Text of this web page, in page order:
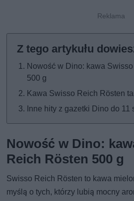
Nowość w Dino: kawa
500 g
Kawa Swisso Reich Rösten
Inne hity z gazetki Dino do 11
Nowość w Dino:
Reich Rösten 500 g
Swisso Reich Rösten to kawa
myślą o tych, którzy lubią mocny